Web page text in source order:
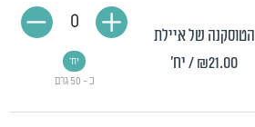
הטוסקנה של איילת
₪21.00/ יח'
כ - 50 גרם
יח'
0